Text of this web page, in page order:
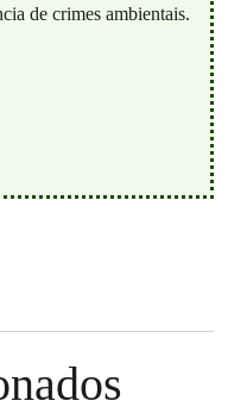
de crimes ambientais.